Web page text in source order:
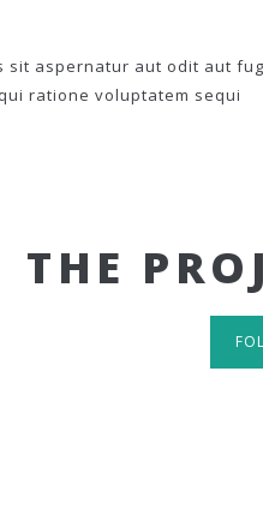
sit aspernatur aut odit aut
ratione voluptatem sequi
THE